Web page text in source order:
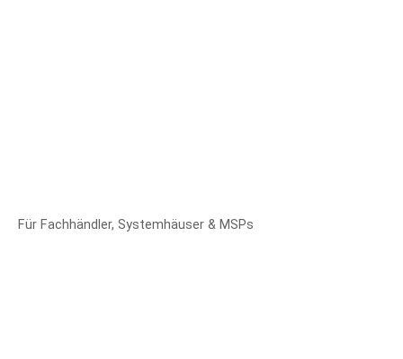
Für Fachhändler, Systemhäuser & MSPs